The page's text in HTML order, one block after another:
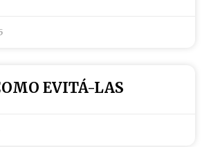
EVITÁ-LAS